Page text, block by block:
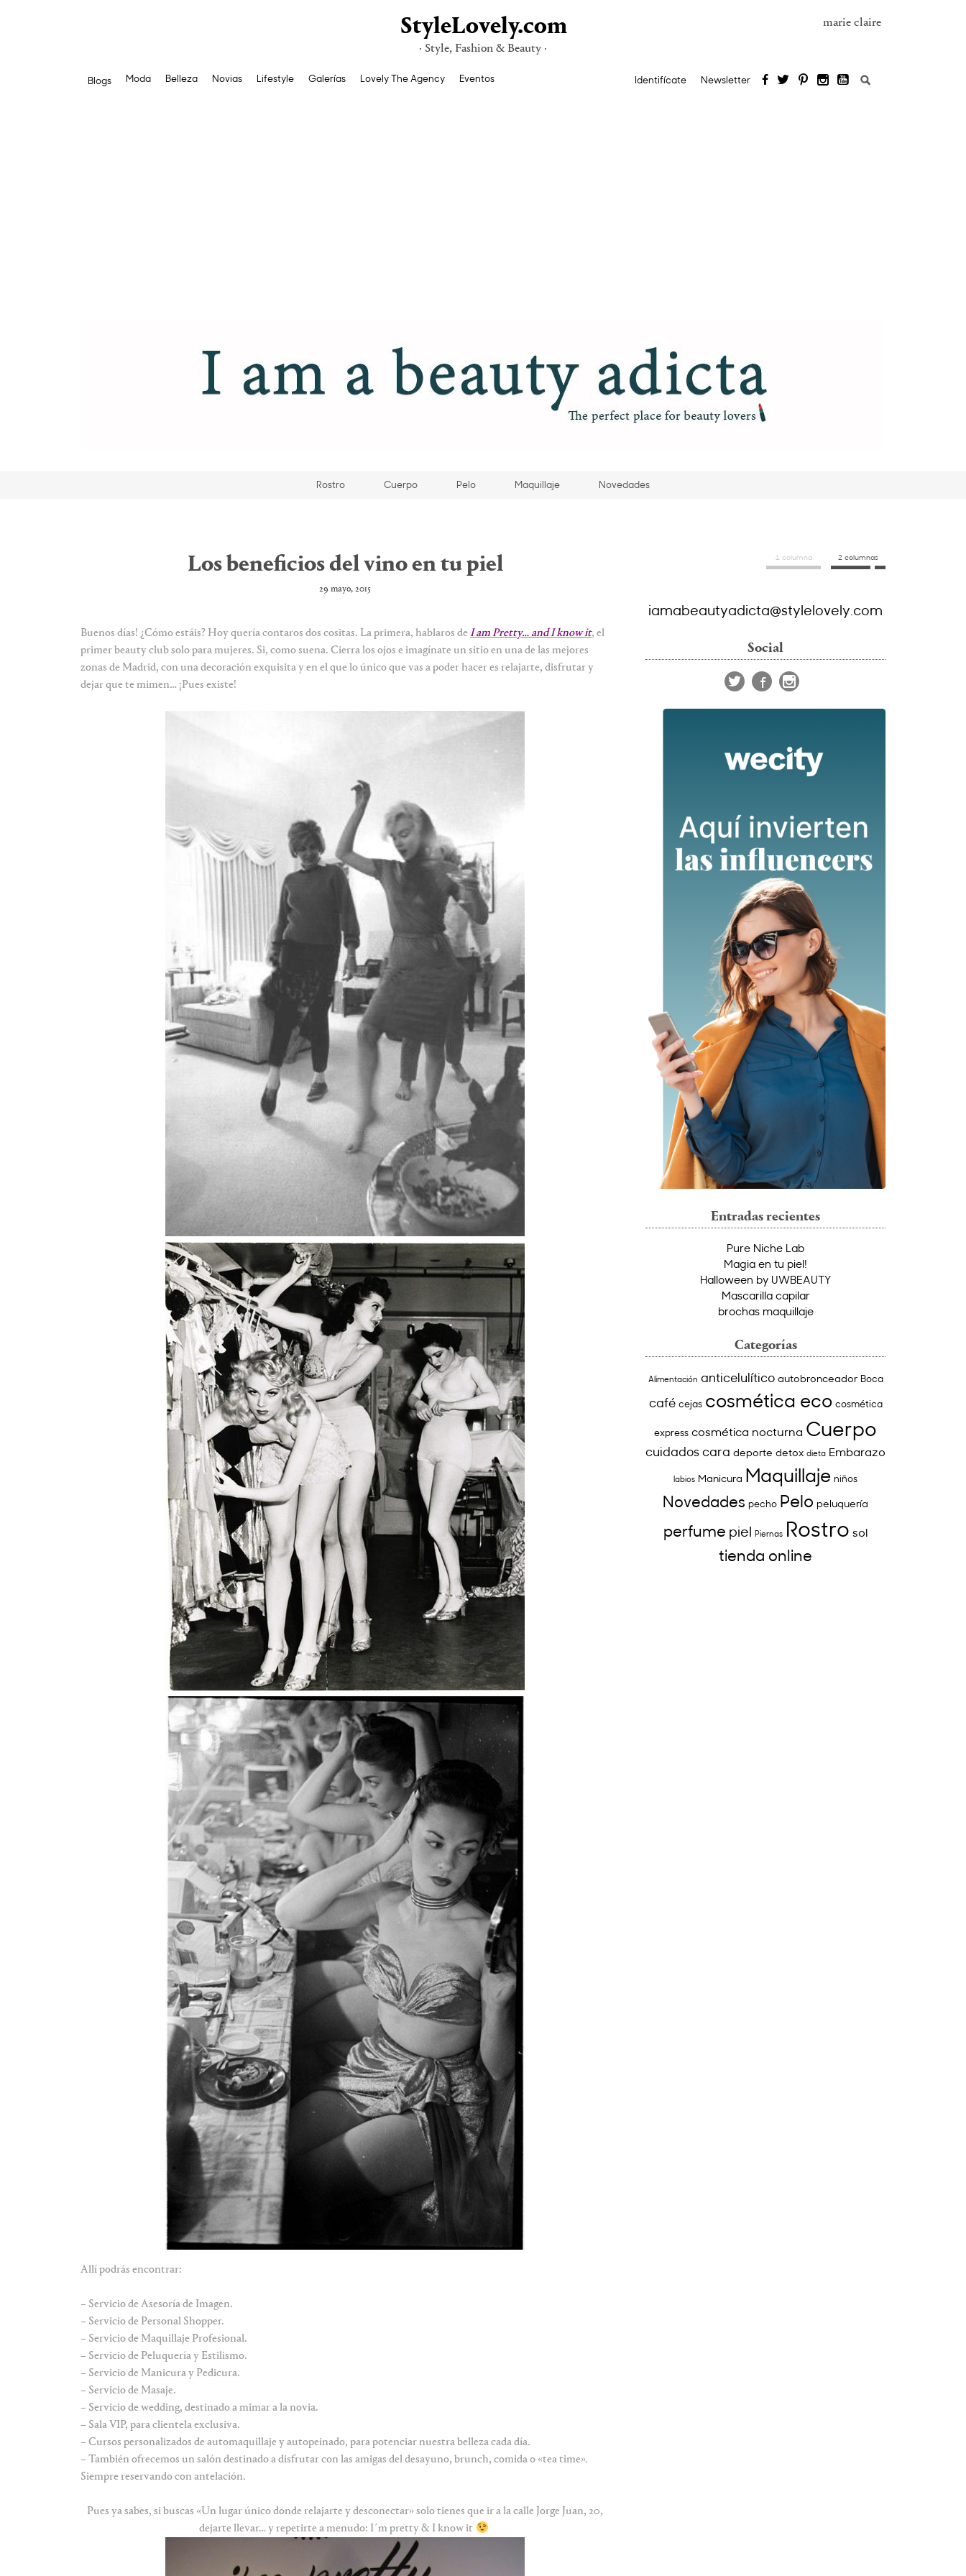
StyleLovely.com
· Style, Fashion & Beauty ·
marie claire
Blogs Moda Belleza Novias Lifestyle Galerías Lovely The Agency Eventos Identifícate Newsletter Buscar:
Rostro Cuerpo Pelo Maquillaje Novedades
Los beneficios del vino en tu piel
29 mayo, 2015
Buenos días! ¿Cómo estáis? Hoy quería contaros dos cositas. La primera, hablaros de I am Pretty… and I know it, el
primer beauty club solo para mujeres. Si, como suena. Cierra los ojos e imagínate un sitio en una de las mejores
zonas de Madrid, con una decoración exquisita y en el que lo único que vas a poder hacer es relajarte, disfrutar y
dejar que te mimen… ¡Pues existe!
Allí podrás encontrar:
– Servicio de Asesoría de Imagen.
– Servicio de Personal Shopper.
– Servicio de Maquillaje Profesional.
– Servicio de Peluquería y Estilismo.
– Servicio de Manicura y Pedicura.
– Servicio de Masaje.
– Servicio de wedding, destinado a mimar a la novia.
– Sala VIP, para clientela exclusiva.
– Cursos personalizados de automaquillaje y autopeinado, para potenciar nuestra belleza cada día.
– También ofrecemos un salón destinado a disfrutar con las amigas del desayuno, brunch, comida o «tea time».
Siempre reservando con antelación.
Pues ya sabes, si buscas «Un lugar único donde relajarte y desconectar» solo tienes que ir a la calle Jorge Juan, 20,
dejarte llevar… y repetirte a menudo: I´m pretty & I know it
1 columna 2 columnas
iamabeautyadicta@stylelovely.com
Social
Entradas recientes
Pure Niche Lab
Magia en tu piel!
Halloween by UWBEAUTY
Mascarilla capilar
brochas maquillaje
Categorías
Alimentación anticelulítico autobronceador Boca
café cejas cosmética eco cosmética
express cosmética nocturna Cuerpo
cuidados cara deporte detox dieta Embarazo
labios Manicura Maquillaje niños
Novedades pecho Pelo peluquería
perfume piel Piernas Rostro sol
tienda online